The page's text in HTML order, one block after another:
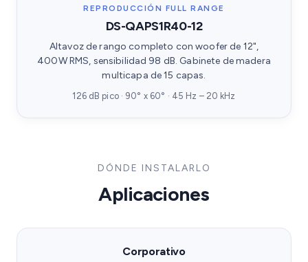
REPRODUCCIÓN FULL RANGE
DS-QAPS1R40-12
Altavoz de rango completo con woofer de 12",
400W RMS, sensibilidad 98 dB. Gabinete de madera
multicapa de 15 capas.
126 dB pico · 90° x 60° · 45 Hz – 20 kHz
DÓNDE INSTALARLO
Aplicaciones
Corporativo